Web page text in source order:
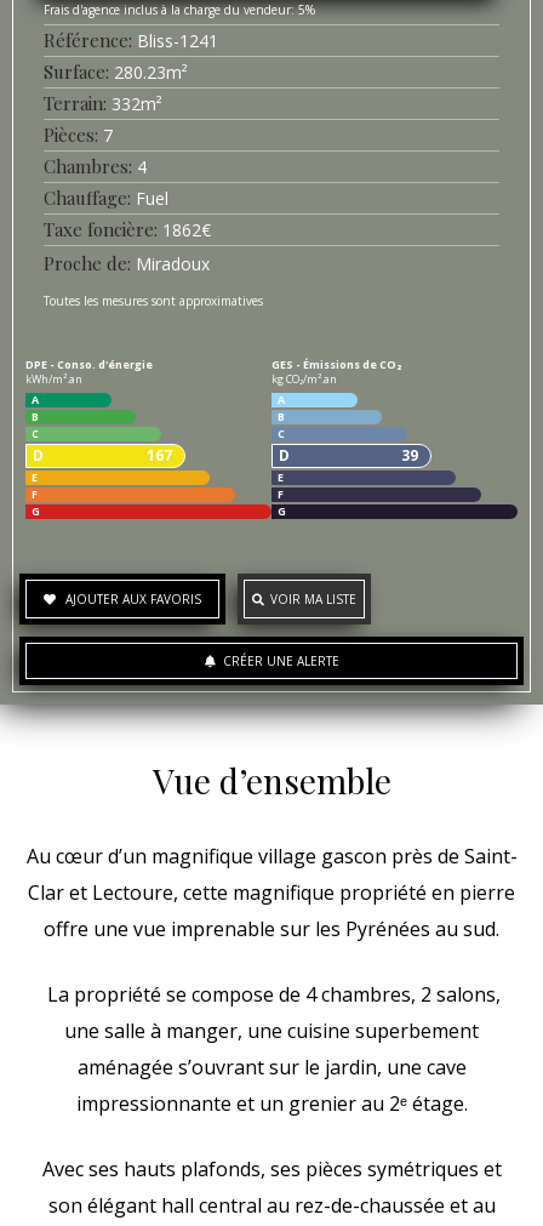
5%
Référence Bliss-1241
Surface 280.23m²
Terrain 332m²
Pièces 7
Chambres 4
Chauffage Fuel
Taxe foncière 1862€
Proche de Miradoux
Toutes les mesures sont approximatives
DPE - Conso. d'énergie
kWh/m².an
A
B
C
D 167
E
F
G
GES - Émissions de CO₂
kg CO₂/m².an
A
B
C
D 39
E
F
G
AJOUTER AUX FAVORIS VOIR MA LISTE
CRÉER UNE ALERTE
Vue d’ensemble
Au cœur d’un magnifique village gascon près de Saint-
Clar et Lectoure, cette magnifique propriété en pierre
offre une vue imprenable sur les Pyrénées au sud.
La propriété se compose de 4 chambres, 2 salons,
une salle à manger, une cuisine superbement
aménagée s’ouvrant sur le jardin, une cave
impressionnante et un grenier au 2ᵉ étage.
Avec ses hauts plafonds, ses pièces symétriques et
son élégant hall central au rez-de-chaussée et au